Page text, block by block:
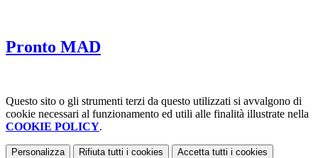
Pronto MAD
Questo sito o gli strumenti terzi da questo utilizzati si avvalgono di
cookie necessari al funzionamento ed utili alle finalità illustrate nella
COOKIE POLICY.
Personalizza Rifiuta tutti i cookies Accetta tutti i cookies